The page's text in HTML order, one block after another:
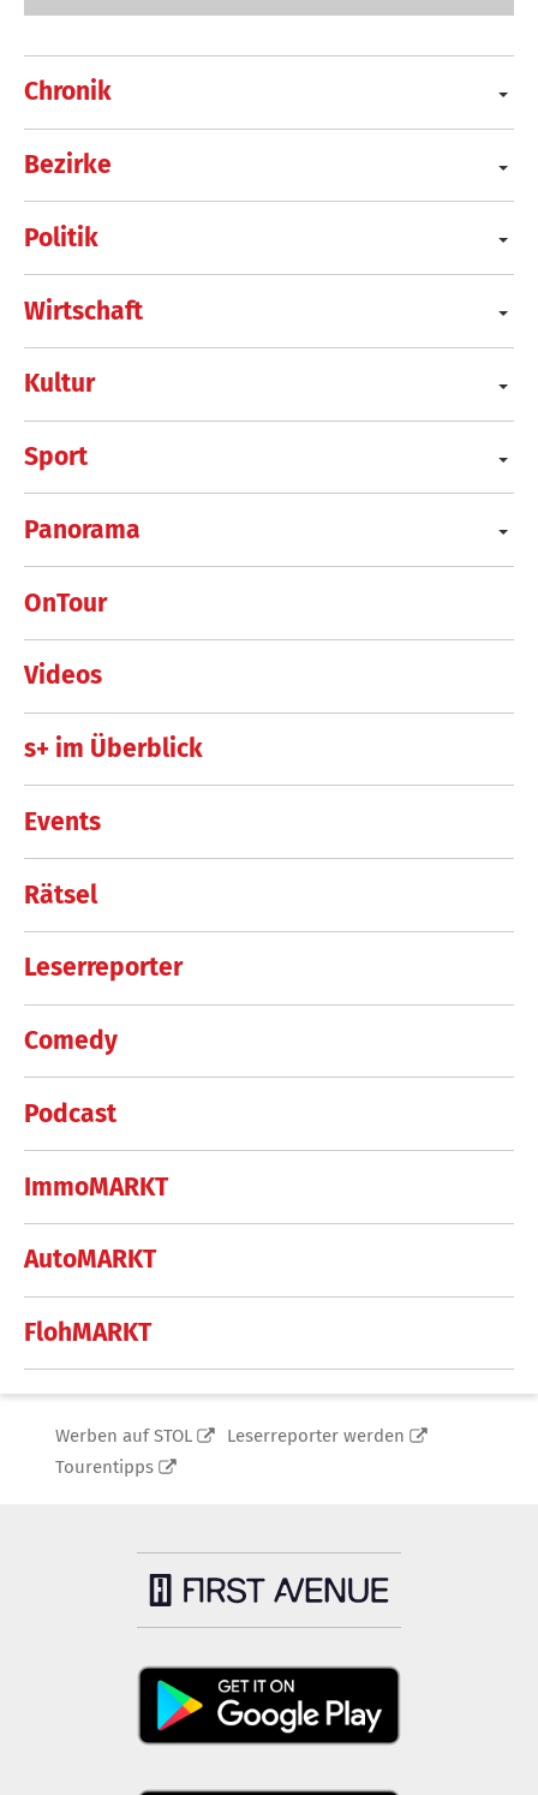
Chronik
Bezirke
Politik
Wirtschaft
Kultur
Sport
Panorama
OnTour
Videos
s+ im Überblick
Events
Rätsel
Leserreporter
Comedy
Podcast
ImmoMARKT
AutoMARKT
FlohMARKT
Werben auf STOL
Leserreporter werden
Tourentipps